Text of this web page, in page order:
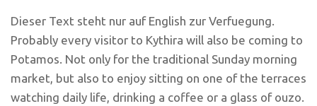
Dieser Text steht nur auf English zur Verfuegung.
Probably every visitor to Kythira will also be coming to
Potamos. Not only for the traditional Sunday morning
market, but also to enjoy sitting on one of the terraces
watching daily life, drinking a coffee or a glass of ouzo.